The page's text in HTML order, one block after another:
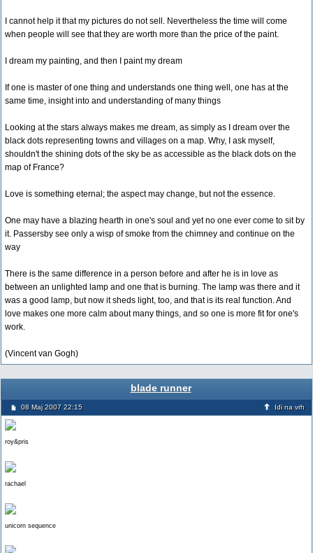
I cannot help it that my pictures do not sell. Nevertheless the time will come
when people will see that they are worth more than the price of the paint.
I dream my painting, and then I paint my dream
If one is master of one thing and understands one thing well, one has at the
same time, insight into and understanding of many things
Looking at the stars always makes me dream, as simply as I dream over the
black dots representing towns and villages on a map. Why, I ask myself,
shouldn't the shining dots of the sky be as accessible as the black dots on the
map of France?
Love is something eternal; the aspect may change, but not the essence.
One may have a blazing hearth in one's soul and yet no one ever come to sit by
it. Passersby see only a wisp of smoke from the chimney and continue on the
way
There is the same difference in a person before and after he is in love as
between an unlighted lamp and one that is burning. The lamp was there and it
was a good lamp, but now it sheds light, too, and that is its real function. And
love makes one more calm about many things, and so one is more fit for one's
work.
(Vincent van Gogh)
blade runner
08 Maj 2007 22:15 Idi na vrh
roy&pris
rachael
unicorn sequence